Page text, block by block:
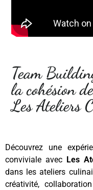
Team
la cohésion
Les Ateliers
Découvrez une
conviviale avec Les
dans les ateliers
créativité,